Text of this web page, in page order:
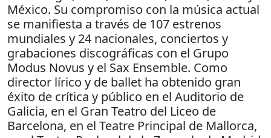
México. Su compromiso con la música actual
se manifiesta a través de 107 estrenos
mundiales y 24 nacionales, conciertos y
grabaciones discográficas con el Grupo
Modus Novus y el Sax Ensemble. Como
director lírico y de ballet ha obtenido gran
éxito de crítica y público en el Auditorio de
Galicia, en el Gran Teatro del Liceo de
Barcelona, en el Teatre Principal de Mallorca,